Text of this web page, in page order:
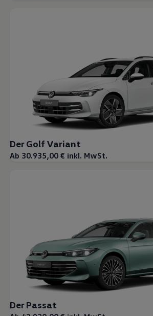
Der Golf Variant
Ab 30.935,00 € inkl. MwSt.
Der Passat